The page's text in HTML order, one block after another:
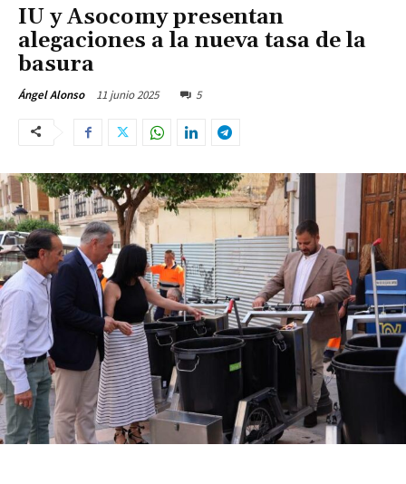
IU y Asocomy presentan
alegaciones a la nueva tasa de la
basura
Ángel Alonso 11 junio 2025 5